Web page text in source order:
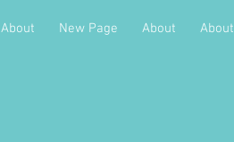
About New Page About About